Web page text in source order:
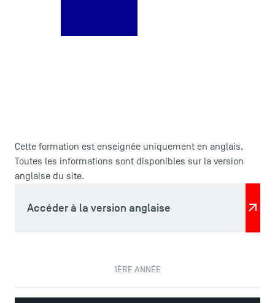
Cette formation est enseignée uniquement en anglais.
Toutes les informations sont disponibles sur la version
anglaise du site.
Accéder à la version anglaise
1ÈRE ANNÉE